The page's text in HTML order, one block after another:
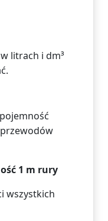
litrach i dm³
1 m rury
wszystkich